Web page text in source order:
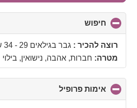
חיפוש
to
collapseרוצה להכיר : גבר בגילאים 29 - 34 שנים
מטרה: חברות, אהבה, נישואין, בילוי
אימות פרופיל
to